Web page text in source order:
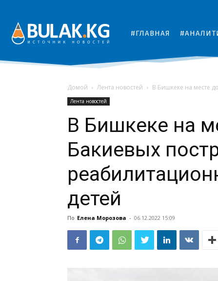
#ГЛАВНАЯ
Домой Лента новостей В Бишкеке на месте
Лента новостей
В Бишкеке на
Бакиевых
детей
По Елена Морозова - 06.12.2022 15:09